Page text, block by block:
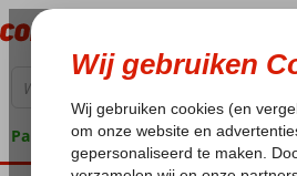
Pakketgarantie